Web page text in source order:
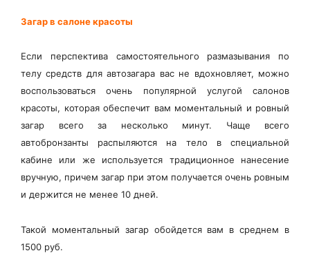
Загар в салоне красоты
Если перспектива самостоятельного размазывания по
телу средств для автозагара вас не вдохновляет, можно
воспользоваться очень популярной услугой салонов
красоты, которая обеспечит вам моментальный и ровный
загар всего за несколько минут. Чаще всего
автобронзанты распыляются на тело в специальной
кабине или же используется традиционное нанесение
вручную, причем загар при этом получается очень ровным
и держится не менее 10 дней.
Такой моментальный загар обойдется вам в среднем в
1500 руб.